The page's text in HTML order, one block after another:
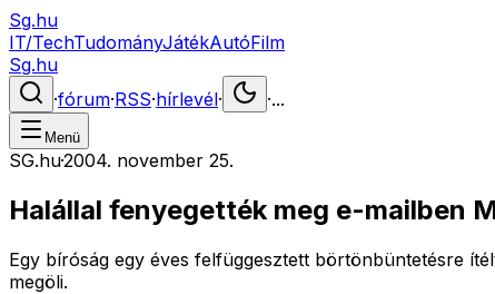
Sg.hu
IT/TechTudományJátékAutóFilm
Sg.hu
·fórum·RSS·hírlevél· ·...
Menü
SG.hu·2004. november 25.
Halállal fenyegették meg e-mailben
Egy bíróság egy éves felfüggesztett börtönbüntetésre
megöli.